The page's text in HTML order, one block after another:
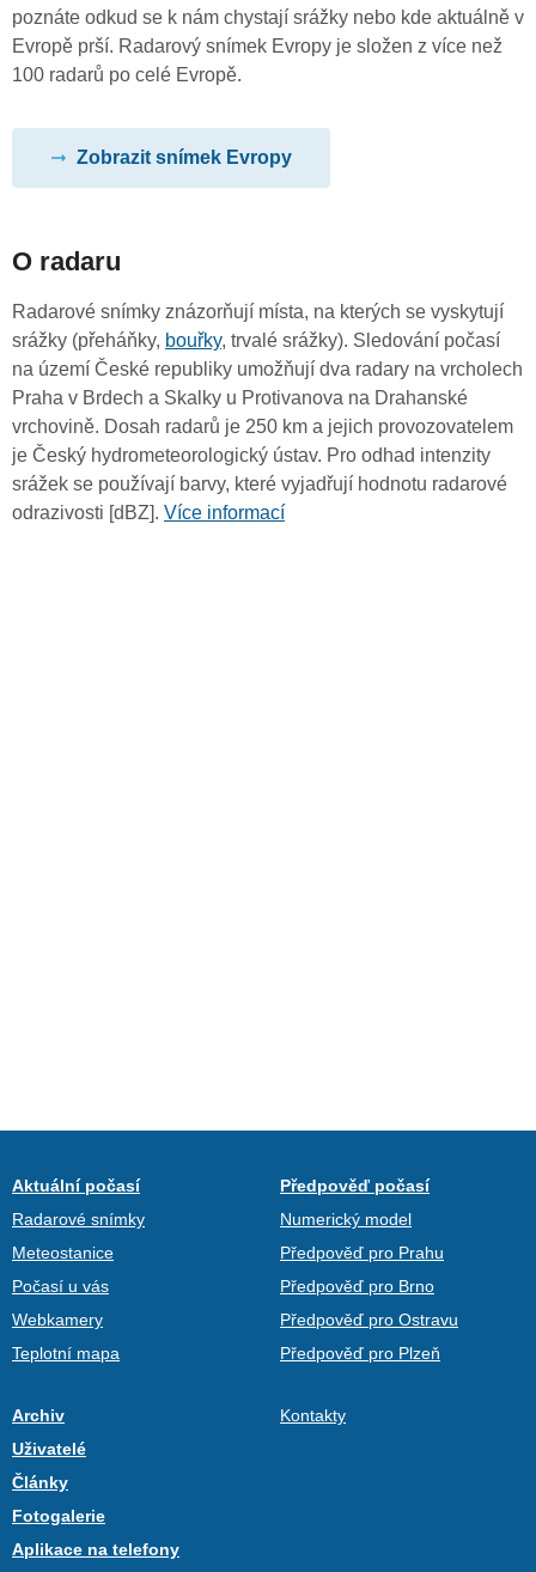
poznáte odkud se k nám chystají srážky nebo kde aktuálně v
Evropě prší. Radarový snímek Evropy je složen z více než
100 radarů po celé Evropě.
Zobrazit snímek Evropy
O radaru
Radarové snímky znázorňují místa, na kterých se vyskytují
srážky (přeháňky, bouřky, trvalé srážky). Sledování počasí
na území České republiky umožňují dva radary na vrcholech
Praha v Brdech a Skalky u Protivanova na Drahanské
vrchovině. Dosah radarů je 250 km a jejich provozovatelem
je Český hydrometeorologický ústav. Pro odhad intenzity
srážek se používají barvy, které vyjadřují hodnotu radarové
odrazivosti [dBZ]. Více informací
Aktuální počasí
Radarové snímky
Meteostanice
Počasí u vás
Webkamery
Teplotní mapa
Předpověď počasí
Numerický model
Předpověď pro Prahu
Předpověď pro Brno
Předpověď pro Ostravu
Předpověď pro Plzeň
Archiv
Uživatelé
Články
Fotogalerie
Aplikace na telefony
Kontakty